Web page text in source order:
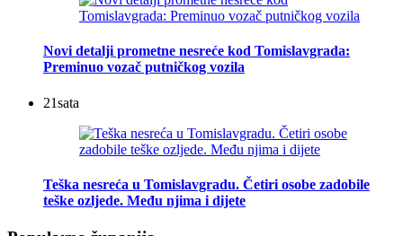
Novi detalji prometne nesreće kod Tomislavgrada:
Preminuo vozač putničkog vozila
21sata
Teška nesreća u Tomislavgradu. Četiri osobe zadobile
teške ozljede. Među njima i dijete